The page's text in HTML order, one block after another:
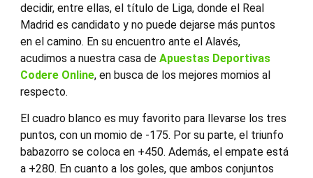
decidir, entre ellas, el título de Liga, donde el Real
Madrid es candidato y no puede dejarse más puntos
en el camino. En su encuentro ante el Alavés,
acudimos a nuestra casa de Apuestas Deportivas
Codere Online, en busca de los mejores momios al
respecto.
El cuadro blanco es muy favorito para llevarse los tres
puntos, con un momio de -175. Por su parte, el triunfo
babazorro se coloca en +450. Además, el empate está
a +280. En cuanto a los goles, que ambos conjuntos